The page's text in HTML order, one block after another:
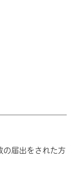
の届出をされた方